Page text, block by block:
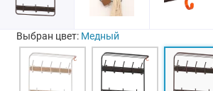
Выбран цвет: Медный